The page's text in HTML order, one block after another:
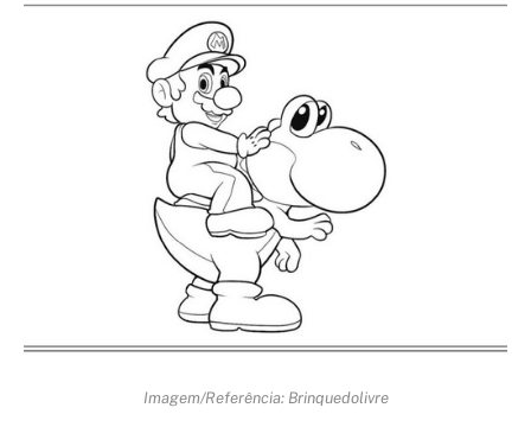
Imagem/Referência: Brinquedolivre